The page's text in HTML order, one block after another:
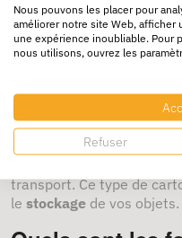
déménagement
Lecarton de
rapide, vous pouvez
temps. Utilisez-les pour
sécurité, et assurez-vous
fermeture adhésive
.
transport. Ce type de
le stockage de vos objets.
Nous pouvons les placer pour
améliorer notre site Web, afficher
une expérience inoubliable. Pour
nous utilisons, ouvrez les
Refuser